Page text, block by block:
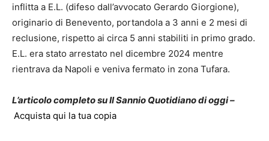
inflitta a E.L. (difeso dall’avvocato Gerardo Giorgione),
originario di Benevento, portandola a 3 anni e 2 mesi di
reclusione, rispetto ai circa 5 anni stabiliti in primo grado.
E.L. era stato arrestato nel dicembre 2024 mentre
rientrava da Napoli e veniva fermato in zona Tufara.
L’articolo completo su Il Sannio Quotidiano di oggi –
Acquista qui la tua copia